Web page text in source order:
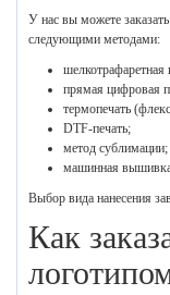
У нас вы можете
следующими методами:
шелкотрафаретная
прямая цифровая
термопечать
DTF-печать;
метод сублимации;
машинная
Выбор вида нанесения
Как